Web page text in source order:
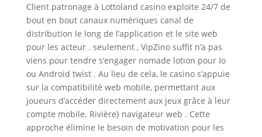
Client patronage à Lottoland casino exploite 24/7 de
bout en bout canaux numériques canal de
distribution le long de l’application et le site web
pour les acteur . seulement , VipZino suffit n’a pas
viens pour tendre s’engager nomade lotion pour Io
ou Android twist . Au lieu de cela, le casino s’appuie
sur la compatibilité web mobile, permettant aux
joueurs d’accéder directement aux jeux grâce à leur
compte mobile. Rivière} navigateur web . Cette
approche élimine le besoin de motivation pour les